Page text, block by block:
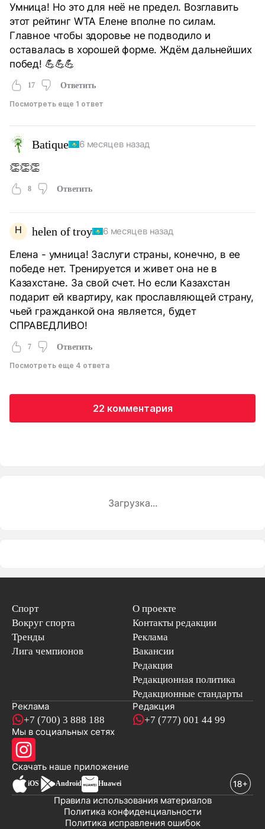
Умница! Но это для неё не предел. Возглавить
этот рейтинг WTA Елене вполне по силам.
Главное чтобы здоровье не подводило и
оставалась в хорошей форме. Ждём дальнейших
побед! 💪💪💪
17 Ответить
Посмотреть еще 1 ответ
Batique 6 месяцев назад
👏👏👏
8 Ответить
H helen of troy 6 месяцев назад
Елена - умница! Заслуги страны, конечно, в ее
победе нет. Тренируется и живет она не в
Казахстане. За свой счет. Но если Казахстан
подарит ей квартиру, как прославляющей страну,
чьей гражданкой она является, будет
СПРАВЕДЛИВО!
7 Ответить
Посмотреть еще 4 ответа
22 комментария
Загрузка...
Спорт
Вокруг спорта
Тренды
Лига чемпионов
О проекте
Контакты редакции
Реклама
Вакансии
Редакция
Редакционная политика
Редакционные стандарты
Реклама
+7 (700) 3 888 188
Редакция
+7 (777) 001 44 99
Мы в социальных сетях
Скачать наше приложениеновостей
iOS Android Huawei
Политика исправления ошибок
Политика конфиденциальности
Правила использования материалов